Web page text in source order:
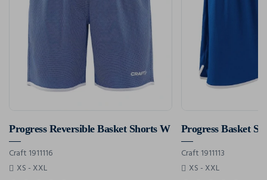
Progress Reversible Basket Shorts W
Craft 1911116
XS - XXL
Progress Basket
Craft 1911113
XS - XXL